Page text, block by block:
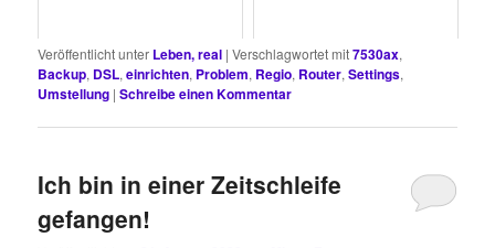
Veröffentlicht unter Leben, real |Verschlagwortet mit7530ax,
Backup, DSL,einrichten, Problem, Regio, Router,Settings,
Umstellung |Schreibe einen Kommentar
Ich bin in einer Zeitschleife
gefangen!